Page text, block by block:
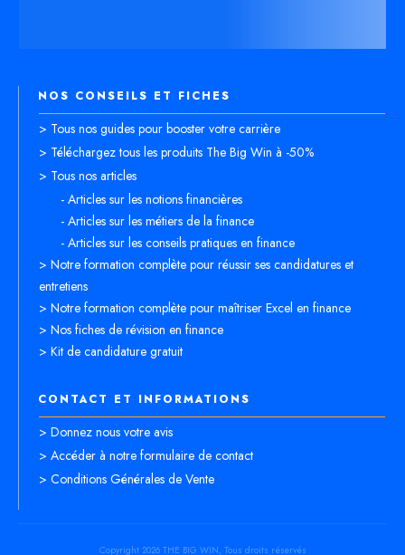
NOS CONSEILS ET FICHES
> Tous nos guides pour booster votre carrière
> Téléchargez tous les produits The Big Win à -50%
> Tous nos articles
- Articles sur les notions financières
- Articles sur les métiers de la finance
- Articles sur les conseils pratiques en finance
> Notre formation complète pour réussir ses candidatures et
entretiens
> Notre formation complète pour maîtriser Excel en finance
> Nos fiches de révision en finance
> Kit de candidature gratuit
CONTACT ET INFORMATIONS
> Donnez nous votre avis
> Accéder à notre formulaire de contact
> Conditions Générales de Vente
Copyright 2026 THE BIG WIN, Tous droits réservés